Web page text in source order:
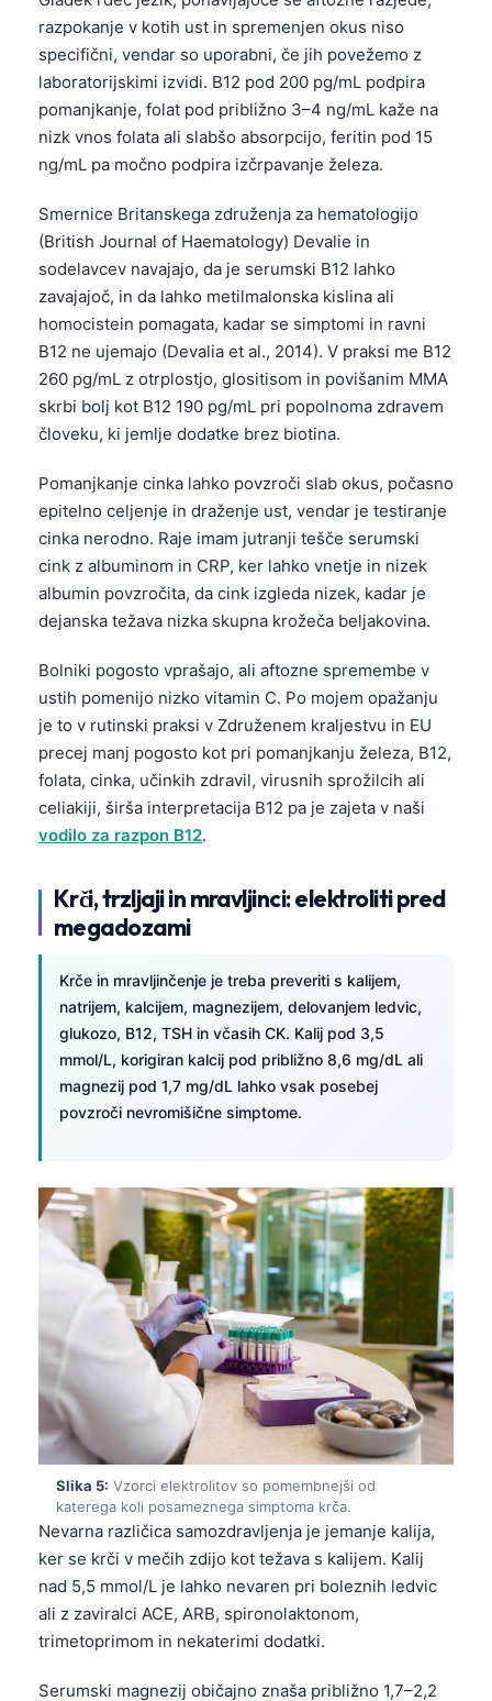
razpokanje v kotih ust in spremenjen okus niso
specifični, vendar so uporabni, če jih povežemo z
laboratorijskimi izvidi. B12 pod 200 pg/mL podpira
pomanjkanje, folat pod približno 3–4 ng/mL kaže na
nizk vnos folata ali slabšo absorpcijo, feritin pod 15
ng/mL pa močno podpira izčrpavanje železa.
Smernice Britanskega združenja za hematologijo
(British Journal of Haematology) Devalie in
sodelavcev navajajo, da je serumski B12 lahko
zavajajoč, in da lahko metilmalonska kislina ali
homocistein pomagata, kadar se simptomi in ravni
B12 ne ujemajo (Devalia et al., 2014). V praksi me B12
260 pg/mL z otrplostjo, glositisom in povišanim MMA
skrbi bolj kot B12 190 pg/mL pri popolnoma zdravem
človeku, ki jemlje dodatke brez biotina.
Pomanjkanje cinka lahko povzroči slab okus, počasno
epitelno celjenje in draženje ust, vendar je testiranje
cinka nerodno. Raje imam jutranji tešče serumski
cink z albuminom in CRP, ker lahko vnetje in nizek
albumin povzročita, da cink izgleda nizek, kadar je
dejanska težava nizka skupna krožeča beljakovina.
Bolniki pogosto vprašajo, ali aftozne spremembe v
ustih pomenijo nizko vitamin C. Po mojem opažanju
je to v rutinski praksi v Združenem kraljestvu in EU
precej manj pogosto kot pri pomanjkanju železa, B12,
folata, cinka, učinkih zdravil, virusnih sprožilcih ali
celiakiji, širša interpretacija B12 pa je zajeta v naši
vodilo za razpon B12.
Krči, trzljaji in mravljinci: elektroliti pred
megadozami
Krče in mravljinčenje je treba preveriti s kalijem,
natrijem, kalcijem, magnezijem, delovanjem ledvic,
glukozo, B12, TSH in včasih CK. Kalij pod 3,5
mmol/L, korigiran kalcij pod približno 8,6 mg/dL ali
magnezij pod 1,7 mg/dL lahko vsak posebej
povzroči nevromišične simptome.
Slika 5: Vzorci elektrolitov so pomembnejši od
katerega koli posameznega simptoma krča.
Nevarna različica samozdravljenja je jemanje kalija,
ker se krči v mečih zdijo kot težava s kalijem. Kalij
nad 5,5 mmol/L je lahko nevaren pri boleznih ledvic
ali z zaviralci ACE, ARB, spironolaktonom,
trimetoprimom in nekaterimi dodatki.
Serumski magnezij običajno znaša približno 1,7–2,2